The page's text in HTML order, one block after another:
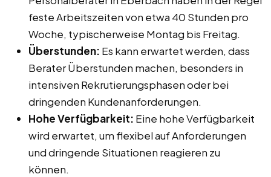
feste Arbeitszeiten von etwa 40 Stunden pro
Woche, typischerweise Montag bis Freitag.
Überstunden: Es kann erwartet werden, dass
Berater Überstunden machen, besonders in
intensiven Rekrutierungsphasen oder bei
dringenden Kundenanforderungen.
Hohe Verfügbarkeit: Eine hohe Verfügbarkeit
wird erwartet, um flexibel auf Anforderungen
und dringende Situationen reagieren zu
können.